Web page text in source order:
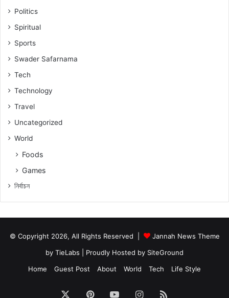
Politics
Spiritual
Sports
Swader Safarnama
Tech
Technology
Travel
Uncategorized
World
Foods
Games
নিৰ্বাচন
© Copyright 2026, All Rights Reserved |
Jannah News Theme
by TieLabs | Proudly Hosted by SiteGround
Home
Guest Post About World Tech Life Style
PinterestYouTubeInstagram